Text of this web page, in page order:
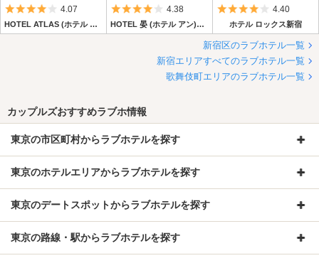
5つ星のうち4
4.07
HOTEL ATLAS (ホテル アトラス)
5つ星のうち4
4.38
HOTEL 晏 (ホテル アン)【PASHAグループホテルズ（旧JHTグループ）】
5つ星のうち4
4.40
ホテル ロックス新宿
新宿区のラブホテル一覧
新宿エリアすべてのラブホテル一覧
歌舞伎町エリアのラブホテル一覧
カップルズおすすめラブホ情報
東京の市区町村からラブホテルを探す
東京のホテルエリアからラブホテルを探す
東京のデートスポットからラブホテルを探す
東京の路線・駅からラブホテルを探す